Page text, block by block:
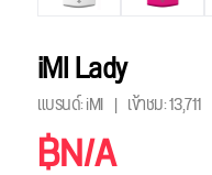
iMI Lady
แบรนด์: iMI เข้าชม:13,711
฿N/A